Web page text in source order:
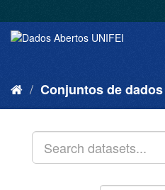
Conjuntos de dados